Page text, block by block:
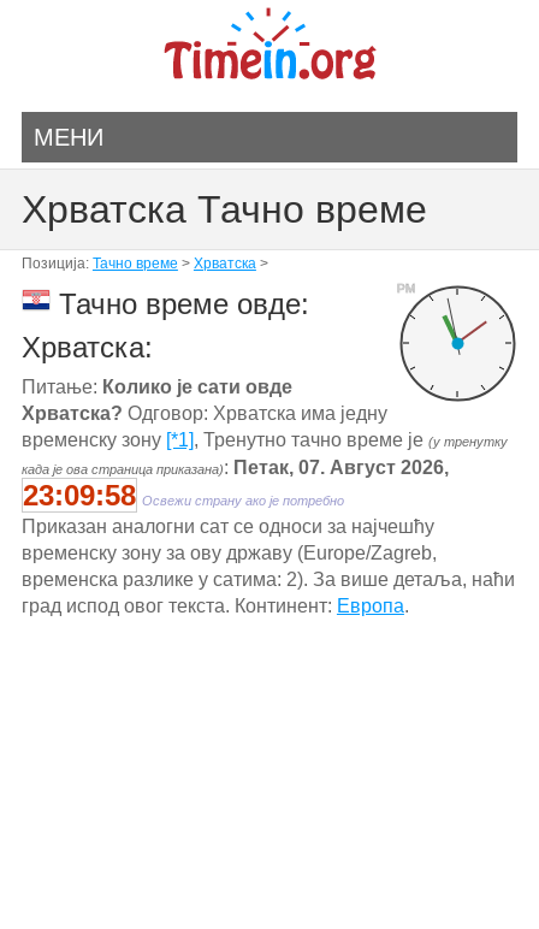
МЕНИ
Хрватска Тачно време
Позиција: Тачно време > Хрватска>
PM
Тачно време овде:
Хрватска:
Питање: Колико је сати овде
Хрватска? Одговор: Хрватска има једну
временску зону [*1], Тренутно тачно време је (у тренутку
када је ова страница приказана): Петак, 07. Август 2026,
23:09:58 Освежи страну ако је потребно
Приказан аналогни сат се односи за најчешћу
временску зону за ову државу (Europe/Zagreb,
временска разлике у сатима: 2). За више детаља, наћи
град испод овог текста. Континент: Европа.